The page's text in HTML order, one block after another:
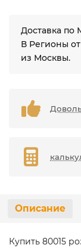
Доставка по
В Регионы
из Москвы.
Описание
Купить 80015